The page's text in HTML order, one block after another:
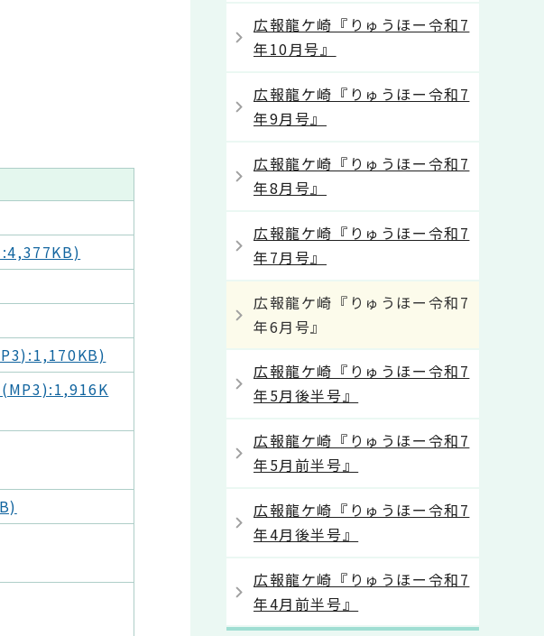
(MP3):1,916K
広報龍ケ崎『りゅうほー令和7
年10月号』
広報龍ケ崎『りゅうほー令和7
年9月号』
広報龍ケ崎『りゅうほー令和7
年8月号』
広報龍ケ崎『りゅうほー令和7
年7月号』
広報龍ケ崎『りゅうほー令和7
年6月号』
広報龍ケ崎『りゅうほー令和7
年5月後半号』
広報龍ケ崎『りゅうほー令和7
年5月前半号』
広報龍ケ崎『りゅうほー令和7
年4月後半号』
広報龍ケ崎『りゅうほー令和7
年4月前半号』